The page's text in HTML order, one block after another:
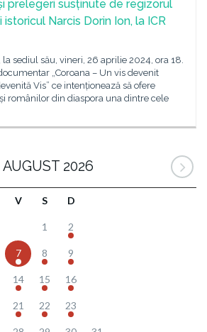
prelegeri susținute de regizorul
Narcis Dorin Ion, la ICR
la sediul său, vineri, 26 aprilie 2024, ora 18.
„Coroana – Un vis devenit
Vis” ce intenționează să ofere
românilor din diaspora una dintre cele
AUGUST 2026
V S D
1 2
7 8 9
14 15 16
21 22 23